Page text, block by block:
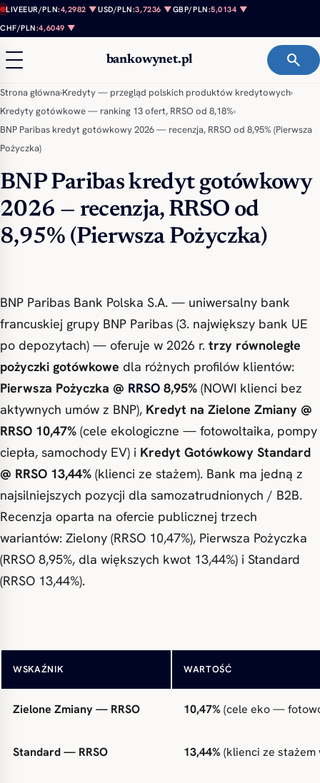
Przejdź do treści
LIVEEUR/PLN:4,2982 ▼USD/PLN:3,7236 ▼GBP/PLN:5,0134 ▼
CHF/PLN:4,6049 ▼
bankowynet.pl search
Strona główna›Kredyty — przegląd polskich produktów kredytowych›
Kredyty gotówkowe — ranking 13 ofert, RRSO od 8,18%›
BNP Paribas kredyt gotówkowy 2026 — recenzja, RRSO od 8,95% (Pierwsza
Pożyczka)
BNP Paribas kredyt gotówkowy
2026 — recenzja, RRSO od
8,95% (Pierwsza Pożyczka)
BNP Paribas Bank Polska S.A. — uniwersalny bank
francuskiej grupy BNP Paribas (3. największy bank UE
po depozytach) — oferuje w 2026 r. trzy równoległe
pożyczki gotówkowe dla różnych profilów klientów:
Pierwsza Pożyczka @ RRSO 8,95% (NOWI klienci bez
aktywnych umów z BNP), Kredyt na Zielone Zmiany @
RRSO 10,47% (cele ekologiczne — fotowoltaika, pompy
ciepła, samochody EV) i Kredyt Gotówkowy Standard
@ RRSO 13,44% (klienci ze stażem). Bank ma jedną z
najsilniejszych pozycji dla samozatrudnionych / B2B.
Recenzja oparta na ofercie publicznej trzech
wariantów: Zielony (RRSO 10,47%), Pierwsza Pożyczka
(RRSO 8,95%, dla większych kwot 13,44%) i Standard
(RRSO 13,44%).
WSKAŹNIK WARTOŚĆ
Pierwsza Pożyczka — RRSO 8,95%stałe 8,59%
Zielone Zmiany — RRSO 10,47% (cele eko —
Standard — RRSO 13,44% (klienci ze stażem